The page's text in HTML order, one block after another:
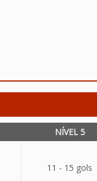
NÍVEL 5
11 - 15 gols